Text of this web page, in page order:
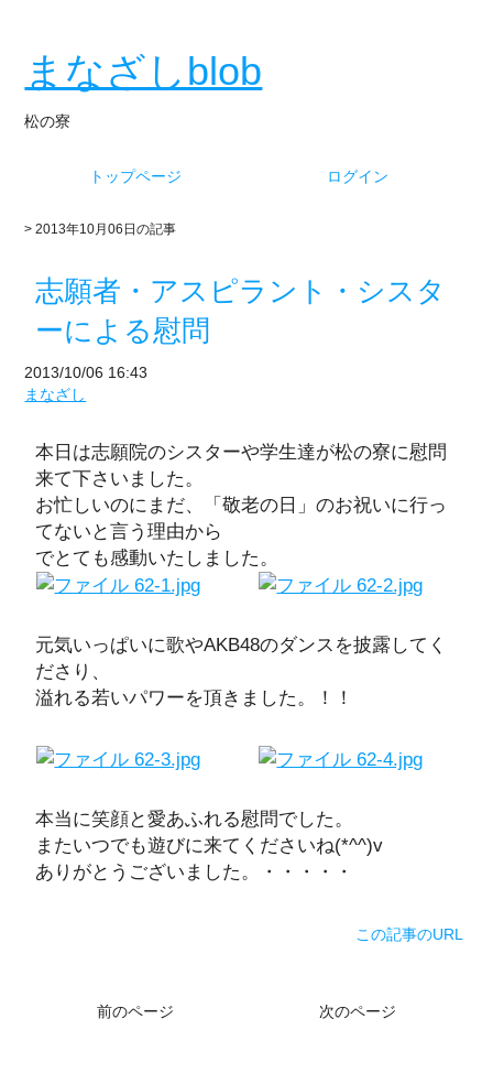
まなざしblob
松の寮
トップページ ログイン
> 2013年10月06日の記事
志願者・アスピラント・シスタ
ーによる慰問
2013/10/06 16:43
まなざし
本日は志願院のシスターや学生達が松の寮に慰問
来て下さいました。
お忙しいのにまだ、「敬老の日」のお祝いに行っ
てないと言う理由から
でとても感動いたしました。
元気いっぱいに歌やAKB48のダンスを披露してく
ださり、
溢れる若いパワーを頂きました。！！
本当に笑顔と愛あふれる慰問でした。
またいつでも遊びに来てくださいね(*^^)v
ありがとうございました。・・・・・
この記事のURL
前のページ 次のページ